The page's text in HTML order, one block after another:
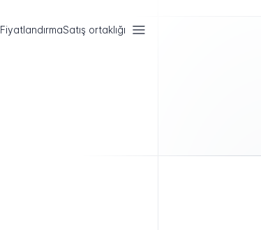
FiyatlandırmaSatış ortaklığı